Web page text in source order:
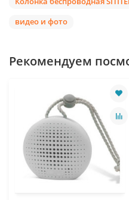
видео и фото
Рекомендуем